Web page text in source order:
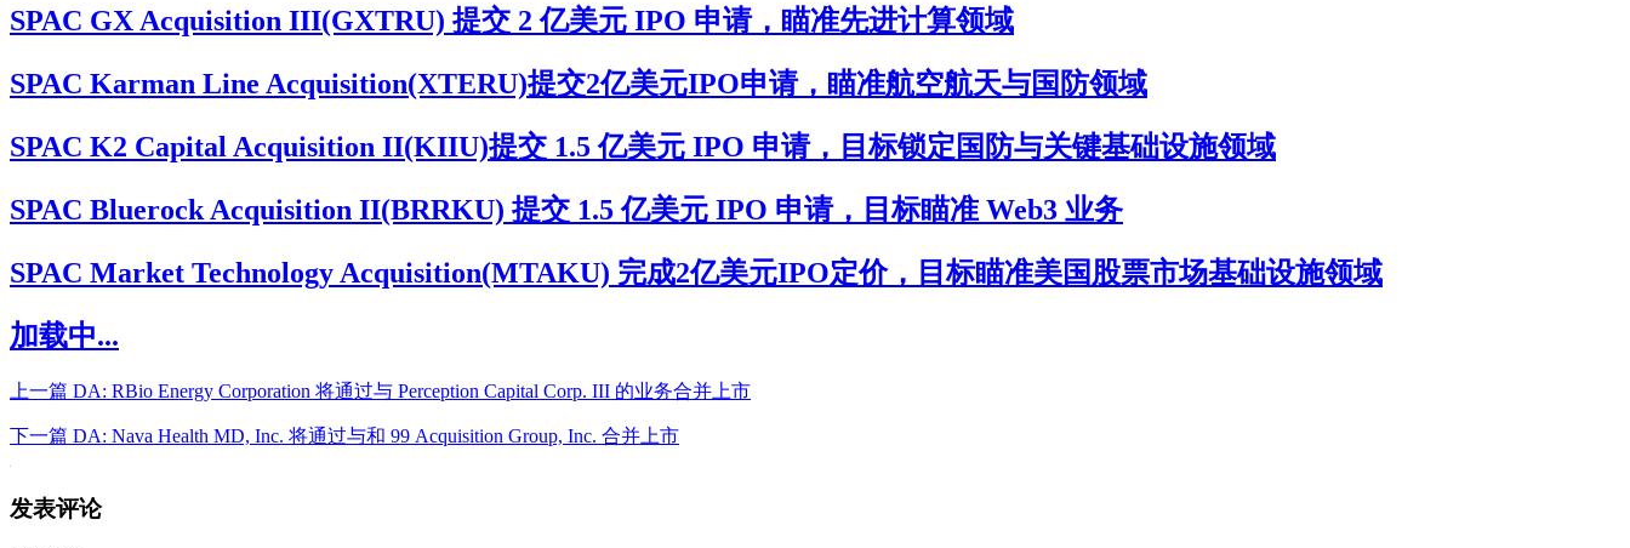
SPAC GX Acquisition III(GXTRU) 提交 2 亿美元 IPO 申请，瞄准先进计算领域
SPAC Karman Line Acquisition(XTERU)提交2亿美元IPO申请，瞄准航空航天与国防领域
SPAC K2 Capital Acquisition II(KIIU)提交 1.5 亿美元 IPO 申请，目标锁定国防与关键基础设施领域
SPAC Bluerock Acquisition II(BRRKU) 提交 1.5 亿美元 IPO 申请，目标瞄准 Web3 业务
SPAC Market Technology Acquisition(MTAKU) 完成2亿美元IPO定价，目标瞄准美国股票市场基础设施领域
加载中...
上一篇 DA: RBio Energy Corporation 将通过与 Perception Capital Corp. III 的业务合并上市
下一篇 DA: Nava Health MD, Inc. 将通过与和 99 Acquisition Group, Inc. 合并上市
发表评论